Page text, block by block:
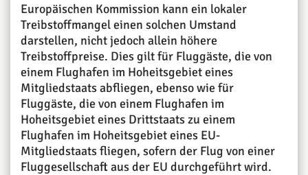
Europäischen Kommission kann ein lokaler
Treibstoffmangel einen solchen Umstand
darstellen, nicht jedoch allein höhere
Treibstoffpreise. Dies gilt für Fluggäste, die von
einem Flughafen im Hoheitsgebiet eines
Mitgliedstaats abfliegen, ebenso wie für
Fluggäste, die von einem Flughafen im
Hoheitsgebiet eines Drittstaats zu einem
Flughafen im Hoheitsgebiet eines EU-
Mitgliedstaats fliegen, sofern der Flug von einer
Fluggesellschaft aus der EU durchgeführt wird.